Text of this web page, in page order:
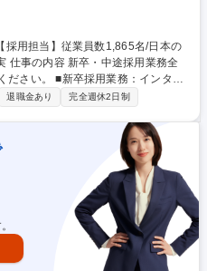
さい。 ■新卒採用業務：インター
/採用面接の実施/内定者懇親会の企
面接の実施/採用手法における情報
/採用コストコントロール立案・運営
ションも多岐に渡るため、新卒・中
間の採用人数が多く、大規模な採用
や採用手法の導入を積極的に推進
名/日本の分譲戸建市場シェア3
退職金あり 完全週休2日制